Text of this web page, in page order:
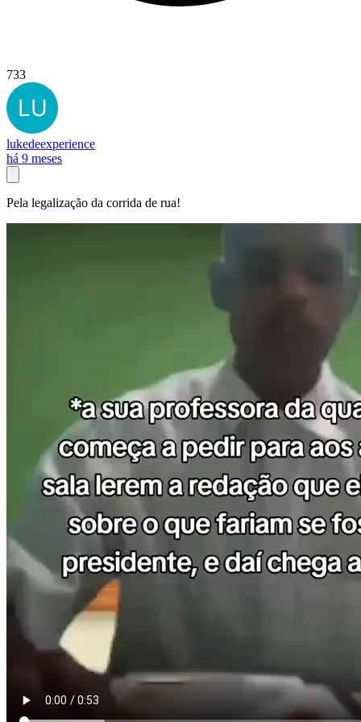
733
lukedeexperience
há 9 meses
Pela legalização da corrida de rua!